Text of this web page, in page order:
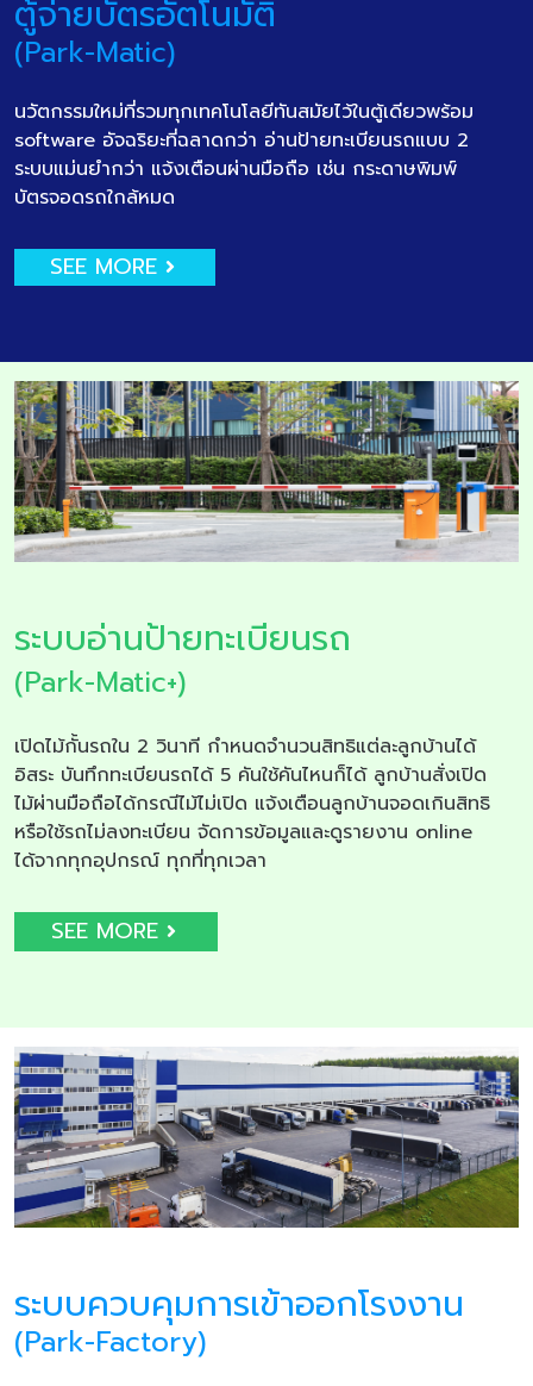
ตู้จ่ายบัตรอัตโนมัติ
(Park-Matic)
นวัตกรรมใหม่ที่รวมทุกเทคโนโลยีทันสมัยไว้ในตู้เดียวพร้อม
software อัจฉริยะที่ฉลาดกว่า อ่านป้ายทะเบียนรถแบบ 2
ระบบแม่นยำกว่า แจ้งเตือนผ่านมือถือ เช่น กระดาษพิมพ์
บัตรจอดรถใกล้หมด
SEE MORE
ระบบอ่านป้ายทะเบียนรถ
(Park-Matic+)
เปิดไม้กั้นรถใน 2 วินาที กำหนดจำนวนสิทธิแต่ละลูกบ้านได้
อิสระ บันทึกทะเบียนรถได้ 5 คันใช้คันไหนก็ได้ ลูกบ้านสั่งเปิด
ไม้ผ่านมือถือได้กรณีไม้ไม่เปิด แจ้งเตือนลูกบ้านจอดเกินสิทธิ
หรือใช้รถไม่ลงทะเบียน จัดการข้อมูลและดูรายงาน online
ได้จากทุกอุปกรณ์ ทุกที่ทุกเวลา
SEE MORE
ระบบควบคุมการเข้าออกโรงงาน
(Park-Factory)